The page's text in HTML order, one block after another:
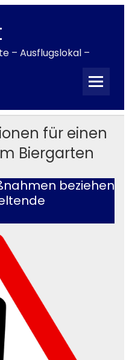
– Ausflugslokal –
für einen
Biergarten
beziehen